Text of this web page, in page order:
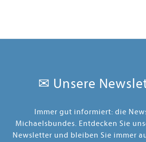
✉ Unsere
Immer gut informiert: die
Michaelsbundes. Entdecken Sie
Newsletter und bleiben Sie immer